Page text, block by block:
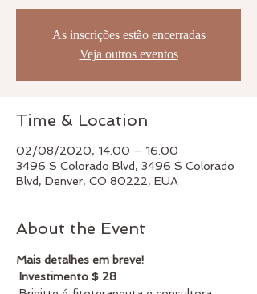
As inscrições estão encerradas
Veja outros eventos
Time & Location
02/08/2020, 14:00 – 16:00
3496 S Colorado Blvd, 3496 S Colorado
Blvd, Denver, CO 80222, EUA
About the Event
Mais detalhes em breve!
Investimento $ 28